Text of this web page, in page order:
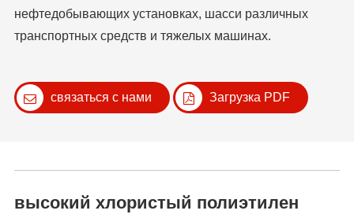
нефтедобывающих установках, шасси различных
транспортных средств и тяжелых машинах.
связаться с нами Загрузка PDF
высокий хлористый полиэтилен